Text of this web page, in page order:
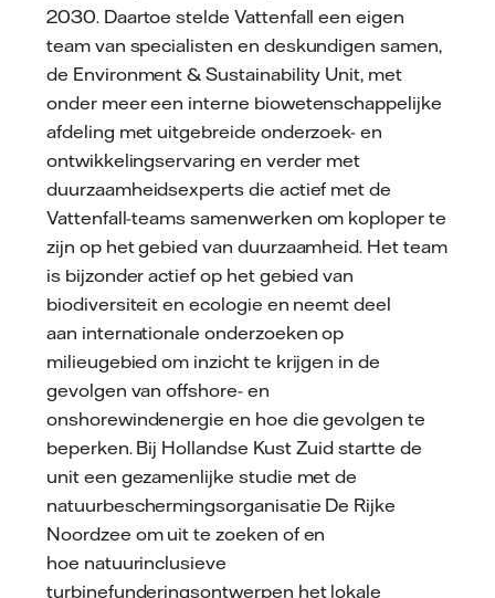
2030. Daartoe stelde Vattenfall een eigen
team van specialisten en deskundigen samen,
de Environment & Sustainability Unit, met
onder meer een interne biowetenschappelijke
afdeling met uitgebreide onderzoek- en
ontwikkelingservaring en verder met
duurzaamheidsexperts die actief met de
Vattenfall-teams samenwerken om koploper te
zijn op het gebied van duurzaamheid. Het team
is bijzonder actief op het gebied van
biodiversiteit en ecologie en neemt deel
aan internationale onderzoeken op
milieugebied om inzicht te krijgen in de
gevolgen van offshore- en
onshorewindenergie en hoe die gevolgen te
beperken. Bij Hollandse Kust Zuid startte de
unit een gezamenlijke studie met de
natuurbeschermingsorganisatie De Rijke
Noordzee om uit te zoeken of en
hoe natuurinclusieve
turbinefunderingsontwerpen het lokale